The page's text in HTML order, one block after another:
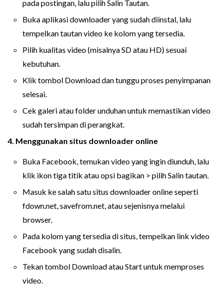
pada postingan, lalu pilih Salin Tautan.
Buka aplikasi downloader yang sudah diinstal, lalu
tempelkan tautan video ke kolom yang tersedia.
Pilih kualitas video (misalnya SD atau HD) sesuai
kebutuhan.
Klik tombol Download dan tunggu proses penyimpanan
selesai.
Cek galeri atau folder unduhan untuk memastikan video
sudah tersimpan di perangkat.
4. Menggunakan situs downloader online
Buka Facebook, temukan video yang ingin diunduh, lalu
klik ikon tiga titik atau opsi bagikan > pilih Salin tautan.
Masuk ke salah satu situs downloader online seperti
fdown.net, savefrom.net, atau sejenisnya melalui
browser.
Pada kolom yang tersedia di situs, tempelkan link video
Facebook yang sudah disalin.
Tekan tombol Download atau Start untuk memproses
video.